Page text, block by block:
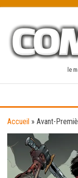
content
le
Accueil » Avant-